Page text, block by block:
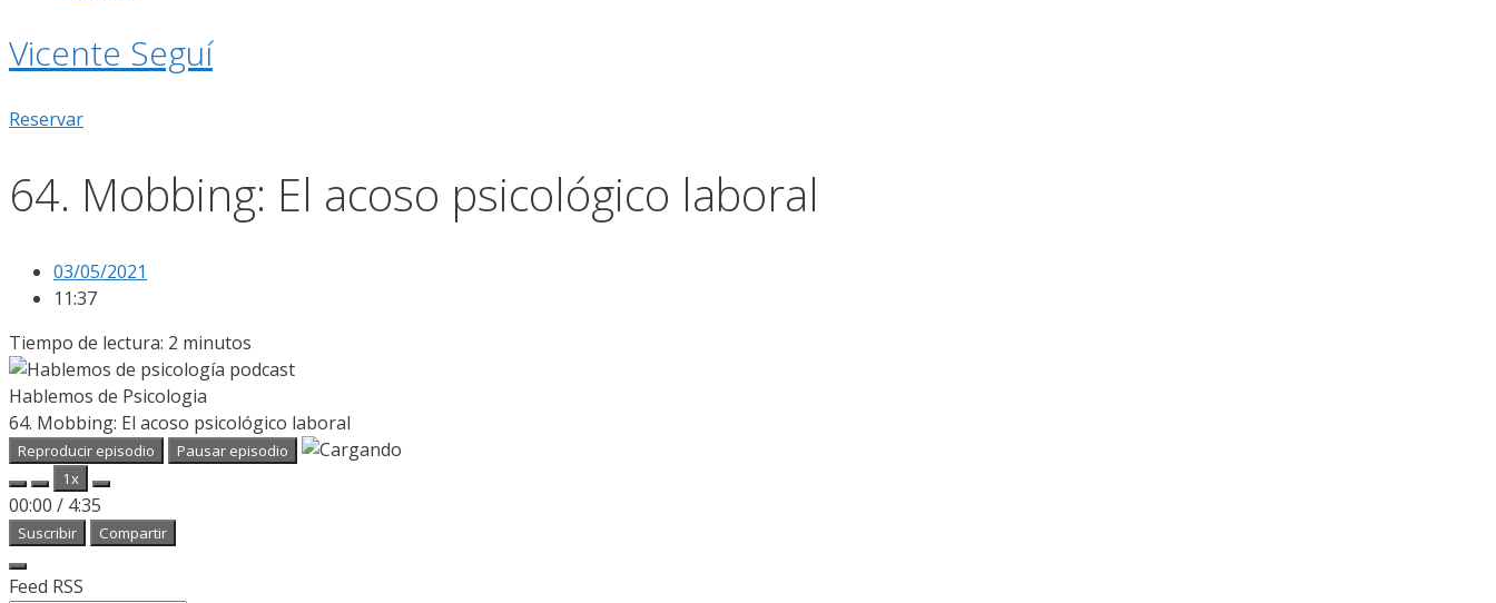
Vicente Seguí
Reservar
64. Mobbing: El acoso psicológico laboral
03/05/2021
11:37
Tiempo de lectura: 2 minutos
Hablemos de Psicologia
64. Mobbing: El acoso psicológico laboral
Reproducir episodio
Pausar episodio
1x
00:00 / 4:35
Suscribir Compartir
Feed RSS